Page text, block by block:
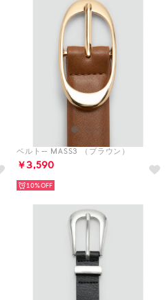
ベルト-- MASS3 （ブラウン）
￥3,590
10%